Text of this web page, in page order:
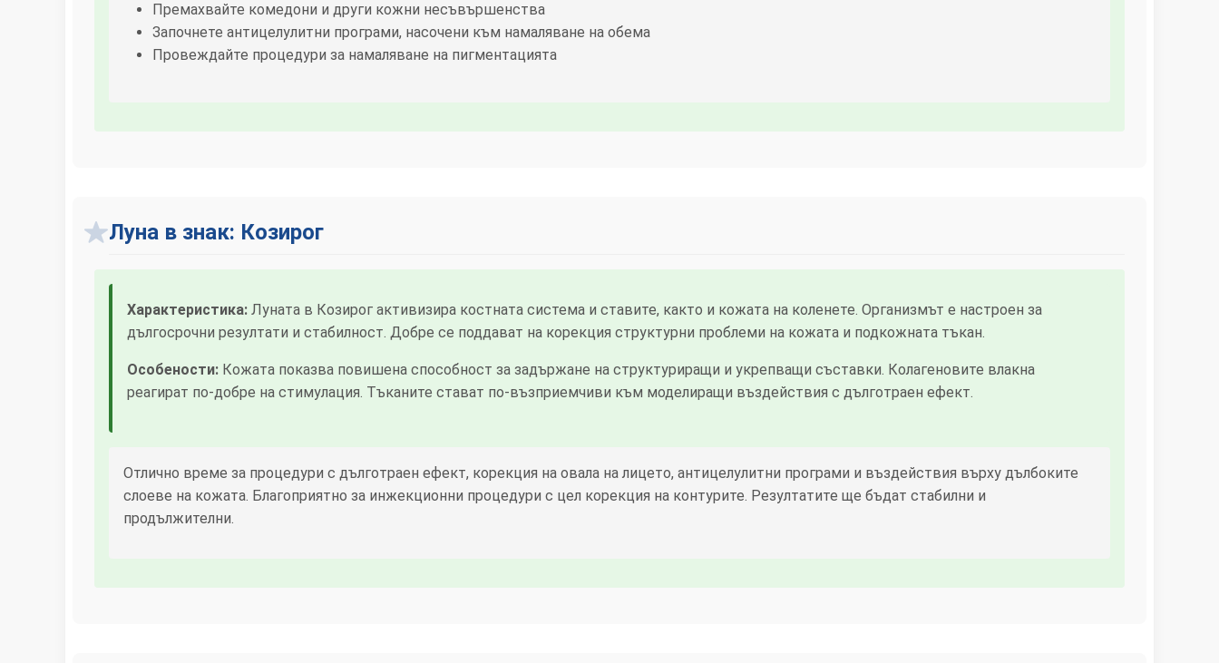
Премахвайте комедони и други кожни несъвършенства
Започнете антицелулитни програми, насочени към намаляване на обема
Провеждайте процедури за намаляване на пигментацията
Луна в знак: Козирог
Характеристика: Луната в Козирог активизира костната система и ставите, както и кожата на коленете. Организмът е настроен за
дългосрочни резултати и стабилност. Добре се поддават на корекция структурни проблеми на кожата и подкожната тъкан.
Особености: Кожата показва повишена способност за задържане на структуриращи и укрепващи съставки. Колагеновите влакна
реагират по-добре на стимулация. Тъканите стават по-възприемчиви към моделиращи въздействия с дълготраен ефект.
Отлично време за процедури с дълготраен ефект, корекция на овала на лицето, антицелулитни програми и въздействия върху дълбоките
слоеве на кожата. Благоприятно за инжекционни процедури с цел корекция на контурите. Резултатите ще бъдат стабилни и
продължителни.